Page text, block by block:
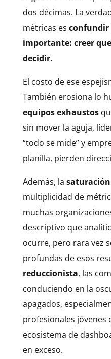
dos décimas. La
métricas es confundir
importante: creer
decidir.
El costo de ese
También erosiona lo
equipos exhaustos
sin mover la aguja,
“todo se mide” y
planilla, pierden
Además, la
multiplicidad de
muchas
descriptivo que
ocurre, pero rara vez
profundas de esos
reduccionista, las
conduciendo en la
apagados,
profesionales jóvenes
ecosistema de
en exceso.